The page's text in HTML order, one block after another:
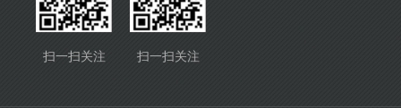
扫一扫关注 扫一扫关注